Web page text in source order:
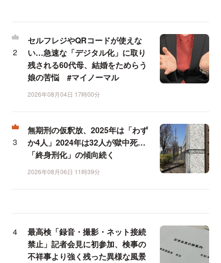
セルフレジやQRコードが使えな
い…急速な「デジタル化」に取り
残される60代母、結婚をためらう
娘の苦悩 #マイノーマル
2026年08月04日 17時00分
無期刑の仮釈放、2025年は「わず
か4人」2024年は32人が獄中死…
「終身刑化」の傾向続く
2026年08月06日 11時39分
最高検「録音・撮影・ネット接続
禁止」記者会見に初参加、検事の
不祥事より強く残った異様な風景